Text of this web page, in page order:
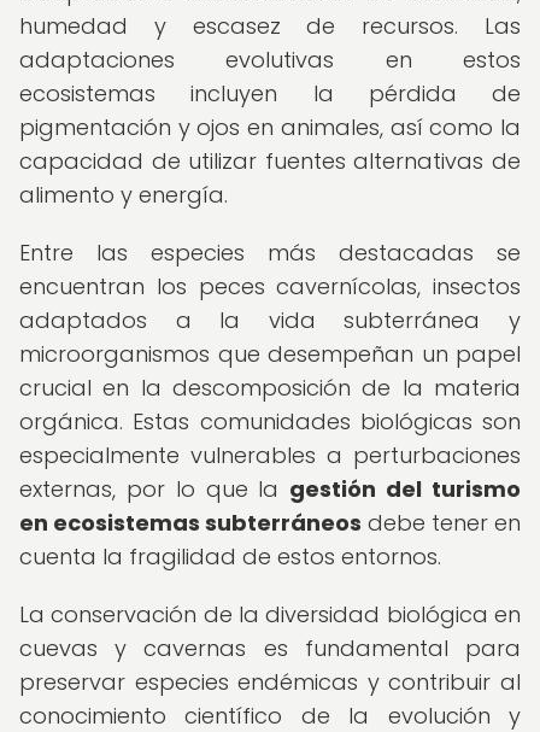
humedad y escasez de recursos. Las
adaptaciones evolutivas en estos
ecosistemas incluyen la pérdida de
pigmentación y ojos en animales, así como la
capacidad de utilizar fuentes alternativas de
alimento y energía.
Entre las especies más destacadas se
encuentran los peces cavernícolas, insectos
adaptados a la vida subterránea y
microorganismos que desempeñan un papel
crucial en la descomposición de la materia
orgánica. Estas comunidades biológicas son
especialmente vulnerables a perturbaciones
externas, por lo que la gestión del turismo
en ecosistemas subterráneos debe tener en
cuenta la fragilidad de estos entornos.
La conservación de la diversidad biológica en
cuevas y cavernas es fundamental para
preservar especies endémicas y contribuir al
conocimiento científico de la evolución y